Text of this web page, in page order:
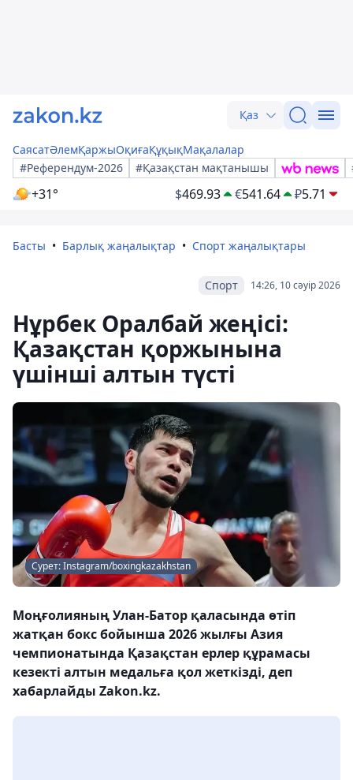
Қаз
СаясатӘлемҚаржыОқиғаҚұқықМақалалар
#Референдум-2026
#Қазақстан мақтанышы
+31° $469.93 €541.64 ₽5.71
Басты Барлық жаңалықтар Спорт жаңалықтары
14:26, 10 сәуір 2026
Спорт
Нұрбек Оралбай жеңісі:
Қазақстан қоржынына
үшінші алтын түсті
Сурет: Instagram/boxingkazakhstan
Моңғолияның Улан-Батор қаласында өтіп
жатқан бокс бойынша 2026 жылғы Азия
чемпионатында Қазақстан ерлер құрамасы
кезекті алтын медальға қол жеткізді, деп
хабарлайды Zakon.kz.